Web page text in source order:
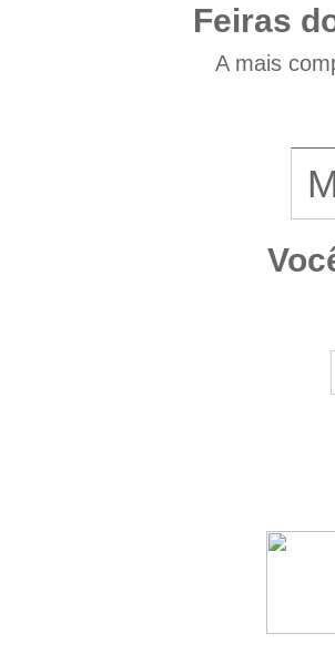
Feiras
A mais